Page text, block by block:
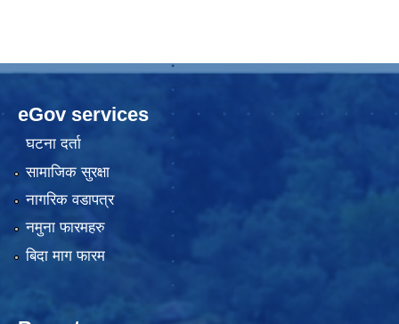
eGov services
घटना दर्ता
सामाजिक सुरक्षा
नागरिक वडापत्र
नमुना फारमहरु
बिदा माग फारम